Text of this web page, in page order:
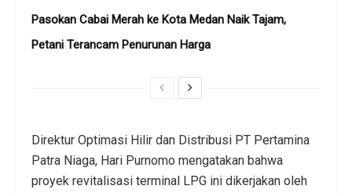
Pasokan Cabai Merah ke Kota Medan Naik Tajam,
Petani Terancam Penurunan Harga
Direktur Optimasi Hilir dan Distribusi PT Pertamina
Patra Niaga, Hari Purnomo mengatakan bahwa
proyek revitalisasi terminal LPG ini dikerjakan oleh